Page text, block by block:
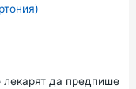
лекарят да предпише